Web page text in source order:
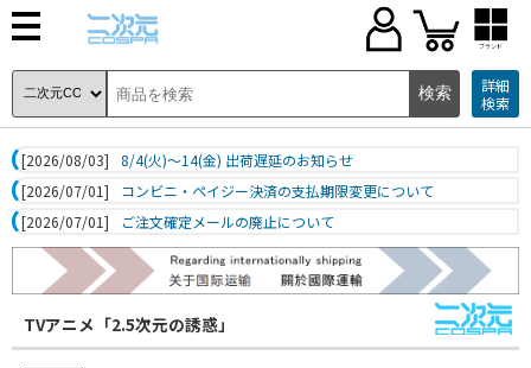
ブランド
詳細
検索
[2026/08/03]
8/4(火)～14(金) 出荷遅延のお知らせ
[2026/07/01]
コンビニ・ペイジー決済の支払期限変更について
[2026/07/01]
ご注文確定メールの廃止について
TVアニメ「2.5次元の誘惑」